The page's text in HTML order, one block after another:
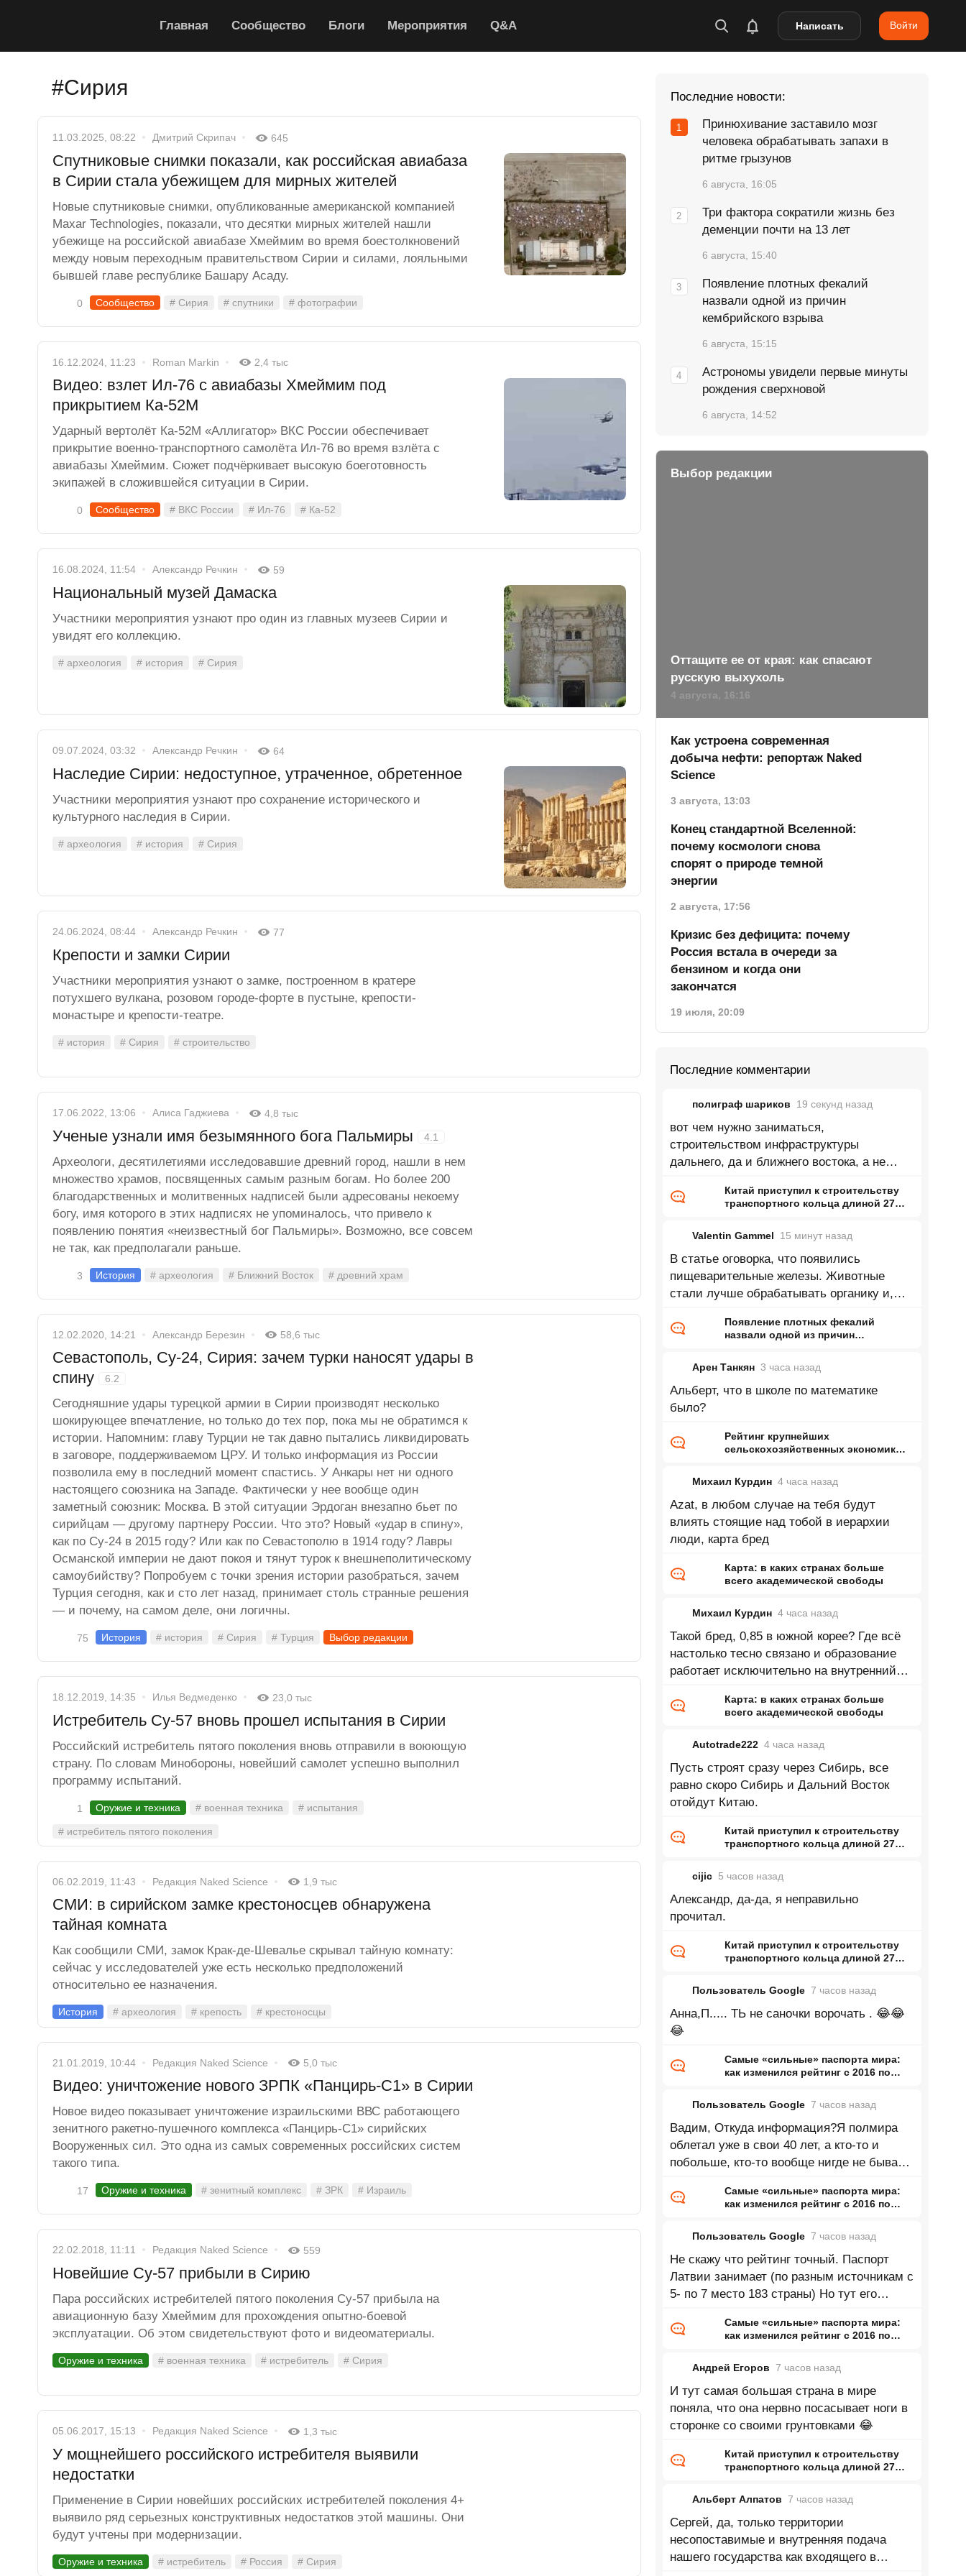
Главная Сообщество Блоги Мероприятия Q&A Написать Войти
#Сирия
11.03.2025, 08:22 Дмитрий Скрипач 645
Спутниковые снимки показали, как российская авиабаза
в Сирии стала убежищем для мирных жителей
Новые спутниковые снимки, опубликованные американской компанией
Maxar Technologies, показали, что десятки мирных жителей нашли
убежище на российской авиабазе Хмеймим во время боестолкновений
между новым переходным правительством Сирии и силами, лояльными
бывшей главе республике Башару Асаду.
0 Сообщество # Сирия # спутники # фотографии
16.12.2024, 11:23 Roman Markin 2,4 тыс
Видео: взлет Ил-76 с авиабазы Хмеймим под
прикрытием Ка-52М
Ударный вертолёт Ка-52М «Аллигатор» ВКС России обеспечивает
прикрытие военно-транспортного самолёта Ил-76 во время взлёта с
авиабазы Хмеймим. Сюжет подчёркивает высокую боеготовность
экипажей в сложившейся ситуации в Сирии.
0 Сообщество # ВКС России # Ил-76 # Ка-52
16.08.2024, 11:54 Александр Речкин 59
Национальный музей Дамаска
Участники мероприятия узнают про один из главных музеев Сирии и
увидят его коллекцию.
# археология # история # Сирия
09.07.2024, 03:32 Александр Речкин 64
Наследие Сирии: недоступное, утраченное, обретенное
Участники мероприятия узнают про сохранение исторического и
культурного наследия в Сирии.
# археология # история # Сирия
24.06.2024, 08:44 Александр Речкин 77
Крепости и замки Сирии
Участники мероприятия узнают о замке, построенном в кратере
потухшего вулкана, розовом городе-форте в пустыне, крепости-
монастыре и крепости-театре.
# история # Сирия # строительство
17.06.2022, 13:06 Алиса Гаджиева 4,8 тыс
Ученые узнали имя безымянного бога Пальмиры 4.1
Археологи, десятилетиями исследовавшие древний город, нашли в нем
множество храмов, посвященных самым разным богам. Но более 200
благодарственных и молитвенных надписей были адресованы некоему
богу, имя которого в этих надписях не упоминалось, что привело к
появлению понятия «неизвестный бог Пальмиры». Возможно, все совсем
не так, как предполагали раньше.
3 История # археология # Ближний Восток # древний храм
12.02.2020, 14:21 Александр Березин 58,6 тыс
Севастополь, Су-24, Сирия: зачем турки наносят удары в
спину
6.2
Сегодняшние удары турецкой армии в Сирии производят несколько
шокирующее впечатление, но только до тех пор, пока мы не обратимся к
истории. Напомним: главу Турции не так давно пытались ликвидировать
в заговоре, поддерживаемом ЦРУ. И только информация из России
позволила ему в последний момент спастись. У Анкары нет ни одного
настоящего союзника на Западе. Фактически у нее вообще один
заметный союзник: Москва. В этой ситуации Эрдоган внезапно бьет по
сирийцам — другому партнеру России. Что это? Новый «удар в спину»,
как по Су-24 в 2015 году? Или как по Севастополю в 1914 году? Лавры
Османской империи не дают покоя и тянут турок к внешнеполитическому
самоубийству? Попробуем с точки зрения истории разобраться, зачем
Турция сегодня, как и сто лет назад, принимает столь странные решения
— и почему, на самом деле, они логичны.
75 История # история # Сирия # Турция Выбор редакции
18.12.2019, 14:35 Илья Ведмеденко 23,0 тыс
Истребитель Су-57 вновь прошел испытания в Сирии
Российский истребитель пятого поколения вновь отправили в воюющую
страну. По словам Минобороны, новейший самолет успешно выполнил
программу испытаний.
1 Оружие и техника # военная техника # испытания
# истребитель пятого поколения
06.02.2019, 11:43 Редакция Naked Science 1,9 тыс
СМИ: в сирийском замке крестоносцев обнаружена
тайная комната
Как сообщили СМИ, замок Крак-де-Шевалье скрывал тайную комнату:
сейчас у исследователей уже есть несколько предположений
относительно ее назначения.
История # археология # крепость # крестоносцы
21.01.2019, 10:44 Редакция Naked Science 5,0 тыс
Видео: уничтожение нового ЗРПК «Панцирь-С1» в Сирии
Новое видео показывает уничтожение израильскими ВВС работающего
зенитного ракетно-пушечного комплекса «Панцирь-С1» сирийских
Вооруженных сил. Это одна из самых современных российских систем
такого типа.
17 Оружие и техника # зенитный комплекс # ЗРК # Израиль
22.02.2018, 11:11 Редакция Naked Science 559
Новейшие Су-57 прибыли в Сирию
Пара российских истребителей пятого поколения Су-57 прибыла на
авиационную базу Хмеймим для прохождения опытно-боевой
эксплуатации. Об этом свидетельствуют фото и видеоматериалы.
Оружие и техника # военная техника # истребитель # Сирия
05.06.2017, 15:13 Редакция Naked Science 1,3 тыс
У мощнейшего российского истребителя выявили
недостатки
Применение в Сирии новейших российских истребителей поколения 4+
выявило ряд серьезных конструктивных недостатков этой машины. Они
будут учтены при модернизации.
Оружие и техника # истребитель # Россия # Сирия
Последние новости:
Принюхивание заставило мозг
человека обрабатывать запахи в
ритме грызунов
6 августа, 16:05
Три фактора сократили жизнь без
деменции почти на 13 лет
6 августа, 15:40
Появление плотных фекалий
назвали одной из причин
кембрийского взрыва
6 августа, 15:15
Астрономы увидели первые минуты
рождения сверхновой
6 августа, 14:52
Выбор редакции
Оттащите ее от края: как спасают
русскую выхухоль
4 августа, 16:16
Как устроена современная
добыча нефти: репортаж Naked
Science
3 августа, 13:03
Конец стандартной Вселенной:
почему космологи снова
спорят о природе темной
энергии
2 августа, 17:56
Кризис без дефицита: почему
Россия встала в очереди за
бензином и когда они
закончатся
19 июля, 20:09
Последние комментарии
полиграф шариков 19 секунд назад
вот чем нужно заниматься,
строительством инфраструктуры
дальнего, да и ближнего востока, а не
Китай приступил к строительству
транспортного кольца длиной 27
Valentin Gammel
15 минут назад
В статье оговорка, что появились
пищеварительные железы. Животные
стали лучше обрабатывать органику и,
Дальше -
Появление плотных фекалий
назвали одной из причин
Арен Танкян 3 часа назад
Альберт, что в школе по математике
было?
Рейтинг крупнейших
сельскохозяйственных экономик
Михаил Курдин 4 часа назад
Azat, в любом случае на тебя будут
влиять стоящие над тобой в иерархии
люди, карта бред
Карта: в каких странах больше
всего академической свободы
Михаил Курдин 4 часа назад
Такой бред, 0,85 в южной корее? Где всё
настолько тесно связано и образование
работает исключительно на внутренний
Карта: в каких странах больше
всего академической свободы
Autotrade222 4 часа назад
Пусть строят сразу через Сибирь, все
равно скоро Сибирь и Дальний Восток
отойдут Китаю.
Китай приступил к строительству
транспортного кольца длиной 27
cijic 5 часов назад
Александр, да-да, я неправильно
прочитал.
Китай приступил к строительству
транспортного кольца длиной 27
Пользователь Google 7 часов назад
Анна,П..... ТЬ не саночки ворочать . 😂😂
😂
Самые «сильные» паспорта мира:
как изменился рейтинг с 2016 по
Пользователь Google 7 часов назад
Вадим, Откуда информация?Я полмира
облетал уже в свои 40 лет, а кто-то и
побольше, кто-то вообще нигде не бывает,
Самые «сильные» паспорта мира:
как изменился рейтинг с 2016 по
Пользователь Google 7 часов назад
Не скажу что рейтинг точный. Паспорт
Латвии занимает (по разным источникам с
5- по 7 место 183 страны) Но тут его
Самые «сильные» паспорта мира:
как изменился рейтинг с 2016 по
Андрей Егоров 7 часов назад
И тут самая большая страна в мире
поняла, что она нервно посасывает ноги в
сторонке со своими грунтовками 😂
Китай приступил к строительству
транспортного кольца длиной 27
Альберт Алпатов 7 часов назад
Сергей, да, только территории
несопоставимые и внутренняя подача
нашего государства как входящего в